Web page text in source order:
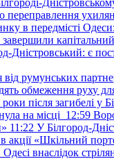
в передмісті
капітальний
Дністровський: є
румунських
обмеження руху
роки після загибелі у
на місці 12:59
11:22 У Білгород-
в акції «Шкільний
внаслідок